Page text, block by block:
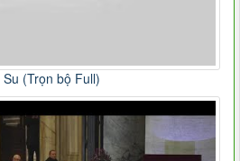
(Trọn bộ Full)